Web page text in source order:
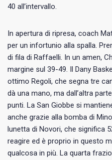
40 all’intervallo.
In apertura di ripresa, coach
per un infortunio alla spalla.
di fila di Raffaelli. In un amen,
margine sul 39-49. Il Dany
ottimo Regoli, che segna tre
dà una mano, ma dall’altra
punti. La San Giobbe si
anche grazie alla bomba di
lunetta di Novori, che significa
reagire ed è proprio in questo
qualcosa in più. La quarta